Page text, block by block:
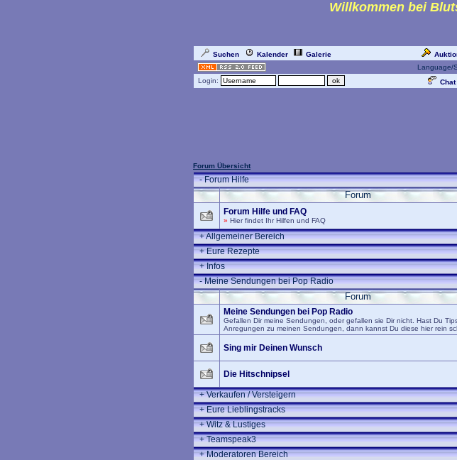
Willkommen bei
Suchen Kalender Galerie
Language/
Login:
Chat
Forum Übersicht
- Forum Hilfe
Forum
Forum Hilfe und FAQ
» Hier findet Ihr Hilfen und FAQ
+Allgemeiner Bereich
+ Eure Rezepte
+ Infos
- Meine Sendungen bei Pop Radio
Forum
Meine Sendungen bei Pop Radio
Gefallen Dir meine Sendungen, oder gefallen sie Dir nicht. Hast Du
Anregungen zu meinen Sendungen, dann kannst Du diese hier rein
Sing mir Deinen Wunsch
Die Hitschnipsel
+ Verkaufen / Versteigern
+ Eure Lieblingstracks
+ Witz & Lustiges
+ Teamspeak3
+ Moderatoren Bereich